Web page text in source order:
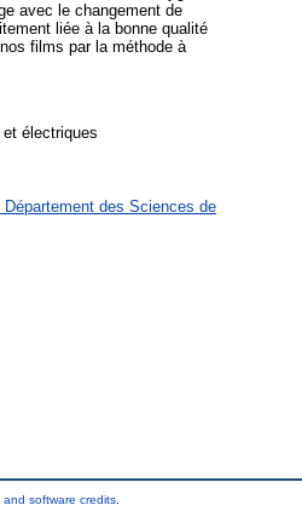
avec le changement de
liée à la bonne qualité
films par la méthode à
électriques
des Sciences de
and software credits